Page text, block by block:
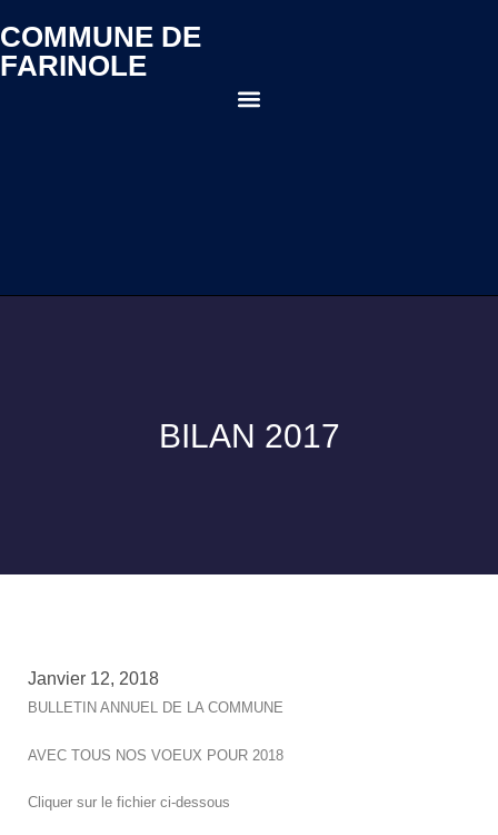
COMMUNE DE
FARINOLE
BILAN 2017
Janvier 12, 2018
BULLETIN ANNUEL DE LA COMMUNE
AVEC TOUS NOS VOEUX POUR 2018
Cliquer sur le fichier ci-dessous